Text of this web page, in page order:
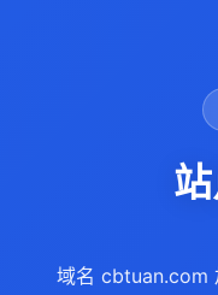
域名 cbtuan.com